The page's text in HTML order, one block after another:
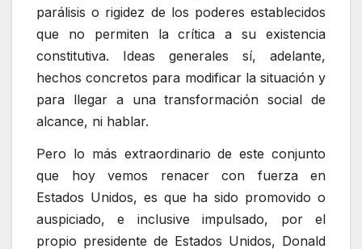
parálisis o rigidez de los poderes establecidos
que no permiten la crítica a su existencia
constitutiva. Ideas generales sí, adelante,
hechos concretos para modificar la situación y
para llegar a una transformación social de
alcance, ni hablar.
Pero lo más extraordinario de este conjunto
que hoy vemos renacer con fuerza en
Estados Unidos, es que ha sido promovido o
auspiciado, e inclusive impulsado, por el
propio presidente de Estados Unidos, Donald